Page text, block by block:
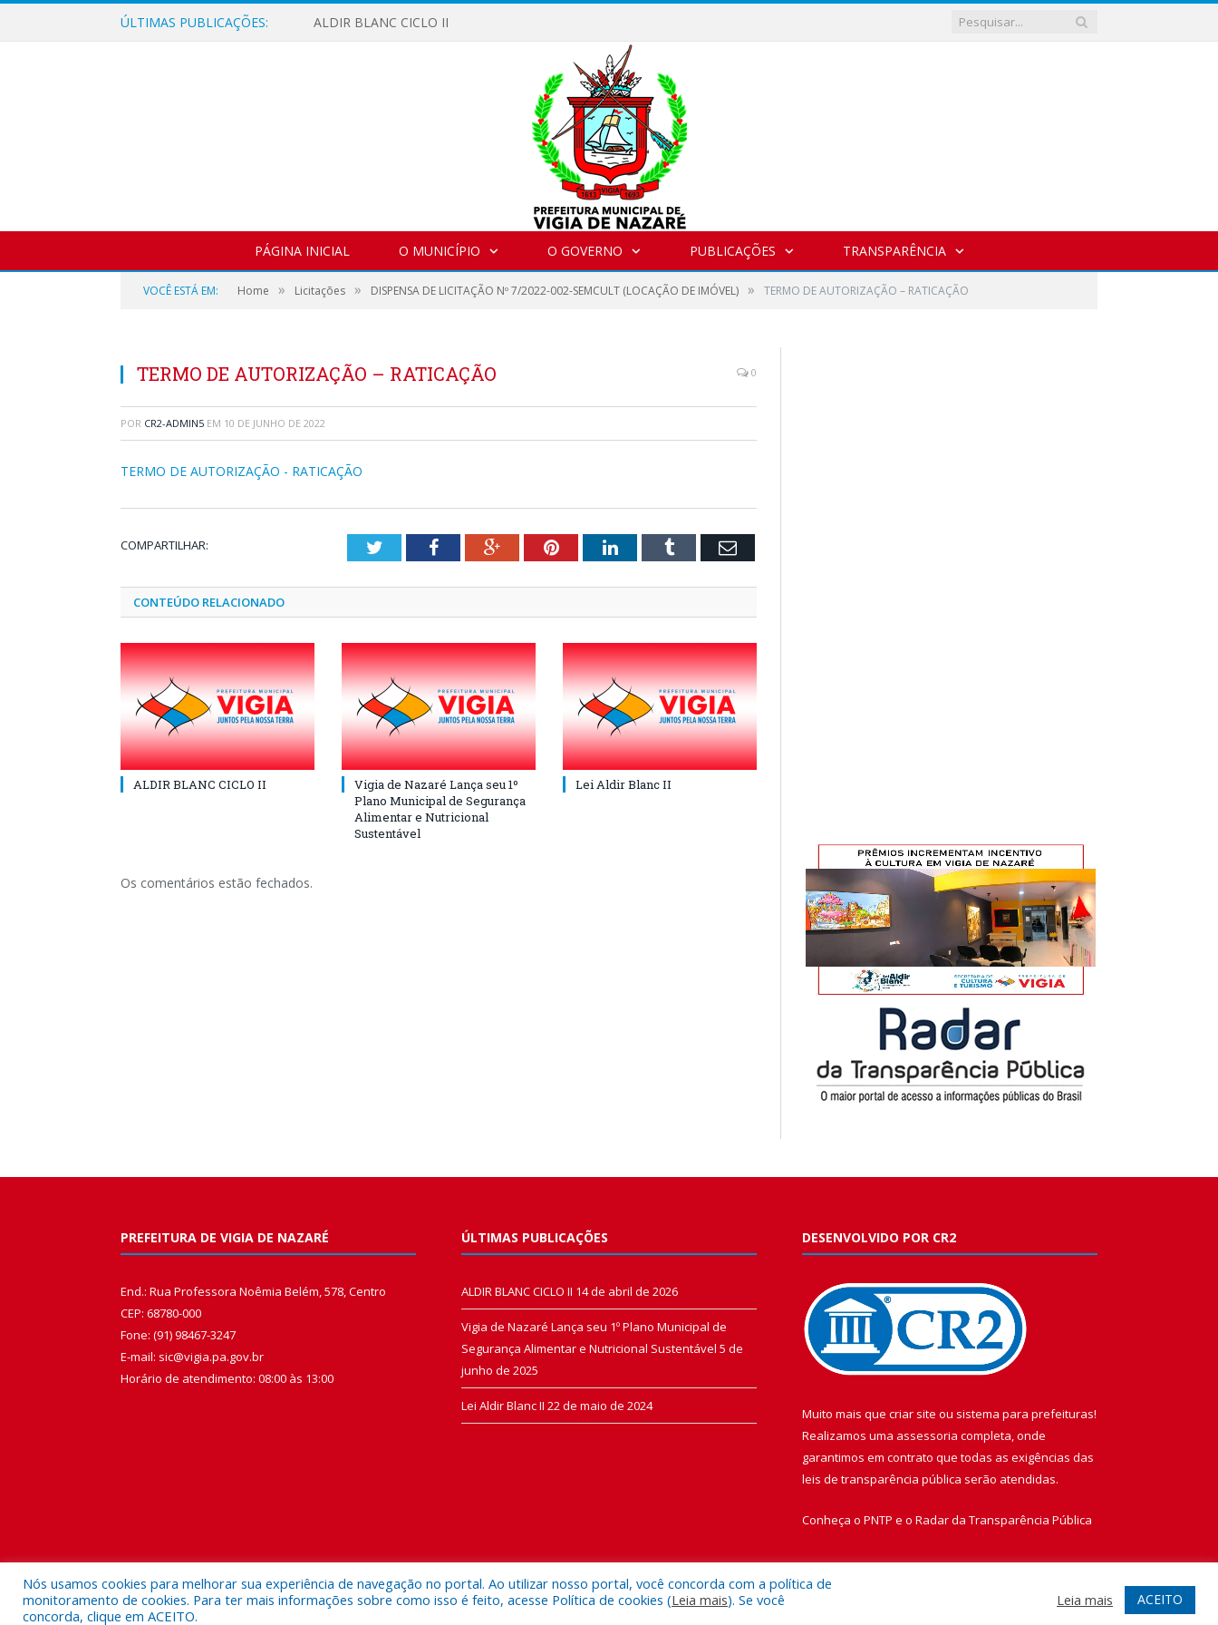
ÚLTIMAS PUBLICAÇÕES: ALDIR BLANC CICLO II
PÁGINA INICIAL O MUNICÍPIO O GOVERNO PUBLICAÇÕES TRANSPARÊNCIA
VOCÊ ESTÁ EM: Home » Licitações » DISPENSA DE LICITAÇÃO Nº 7/2022-002-SEMCULT (LOCAÇÃO DE IMÓVEL) » TERMO DE AUTORIZAÇÃO – RATICAÇÃO
TERMO DE AUTORIZAÇÃO – RATICAÇÃO 0
POR CR2-ADMIN5 EM 10 DE JUNHO DE 2022
TERMO DE AUTORIZAÇÃO - RATICAÇÃO
COMPARTILHAR: TwitterFacebookGoogle+PinterestLinkedInTumblr Email
CONTEÚDO RELACIONADO
ALDIR BLANC CICLO II
Vigia de Nazaré Lança seu 1º
Plano Municipal de Segurança
Alimentar e Nutricional
Sustentável
Lei Aldir Blanc II
Os comentários estão fechados.
PREFEITURA DE VIGIA DE NAZARÉ
End.: Rua Professora Noêmia Belém, 578, Centro
CEP: 68780-000
Fone: (91) 98467-3247
E-mail: sic@vigia.pa.gov.br
Horário de atendimento: 08:00 às 13:00
ÚLTIMAS PUBLICAÇÕES
ALDIR BLANC CICLO II 14 de abril de 2026
Vigia de Nazaré Lança seu 1º Plano Municipal de
Segurança Alimentar e Nutricional Sustentável 5 de
junho de 2025
Lei Aldir Blanc II 22 de maio de 2024
DESENVOLVIDO POR CR2
Muito mais que criar site ou sistema para prefeituras!
Realizamos uma assessoria completa, onde
garantimos em contrato que todas as exigências das
leis de transparência pública serão atendidas.
Conheça o PNTP e o Radar da Transparência Pública
Todos os direitos reservados a Prefeitura Municipal de Vigia de Nazaré.
Nós usamos cookies para melhorar sua experiência de navegação no portal. Ao utilizar nosso portal, você concorda com a política de
monitoramento de cookies. Para ter mais informações sobre como isso é feito, acesse Política de cookies (Leia mais). Se você
concorda, clique em ACEITO.
Leia mais ACEITO